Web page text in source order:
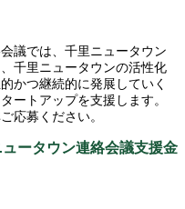
議では、千里ニュータウン
千里ニュータウンの活性化
かつ継続的に発展していく
ートアップを支援します。
応募ください。
ータウン連絡会議支援金